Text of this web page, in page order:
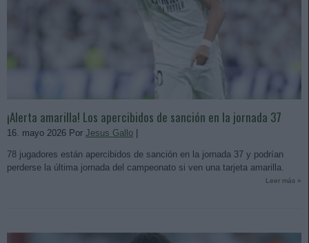
¡Alerta amarilla! Los apercibidos de sanción en la jornada 37
16. mayo 2026 Por Jesus Gallo
78 jugadores están apercibidos de sanción en la jornada 37 y podrían
perderse la última jornada del campeonato si ven una tarjeta amarilla.
Leer más »